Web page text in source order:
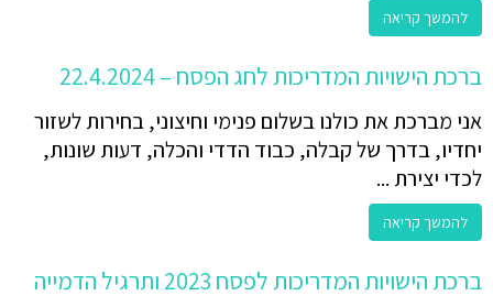
להמשך קריאה
ברכת הישויות המדריכות לחג הפסח – 22.4.2024
אני מברכת את כולנו בשלום פנימי וחיצוני, בחירות לשזור
יחדיו, בדרך של קבלה, כבוד הדדי והכלה, דעות שונות,
לכדי יצירת ...
להמשך קריאה
ברכת הישויות המדריכות לפסח 2023 ותרגיל הדמייה